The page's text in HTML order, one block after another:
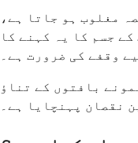
مغلوب ہو جاتا ہے،
جسم کا یہ کہنے کا
وقفے کی ضرورت ہے۔
بافتوں کے تناؤ
نقصان پہنچایا ہے۔